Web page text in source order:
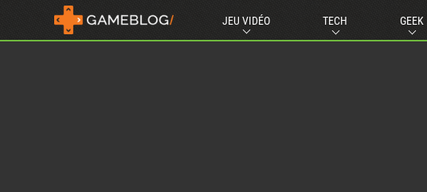
JEU VIDÉO TECH GEEK